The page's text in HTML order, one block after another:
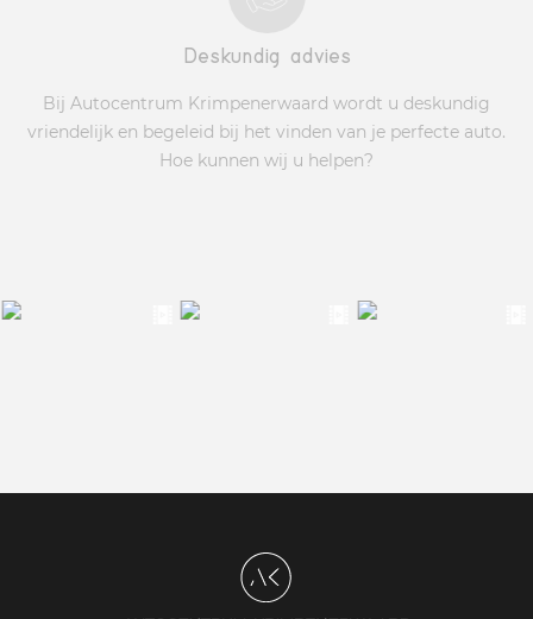
Deskundig advies
Bij Autocentrum Krimpenerwaard wordt u deskundig
vriendelijk en begeleid bij het vinden van je perfecte auto.
Hoe kunnen wij u helpen?